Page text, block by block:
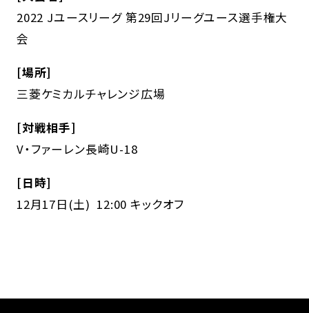
2022 Jユースリーグ 第29回Jリーグユース選手権大
会
[場所]
三菱ケミカルチャレンジ広場
[対戦相手]
V・ファーレン長崎U-18
[日時]
12月17日(土) 12:00 キックオフ